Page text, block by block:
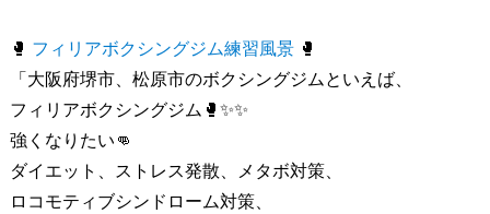
🥊 フィリアボクシングジム練習風景 🥊
「 大阪府堺市、松原市のボクシングジムといえば、
フィリアボクシングジム 🥊✨✨
強くなりたい 👊
ダイエット、ストレス発散、メタボ対策、
ロコモティブシンドローム対策、